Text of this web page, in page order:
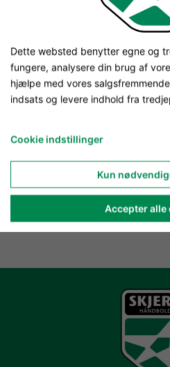
Dette websted benytter egne og
fungere, analysere din brug af
hjælpe med vores
indsats og levere indhold fra
Cookie indstillinger
Kun
Accepter alle